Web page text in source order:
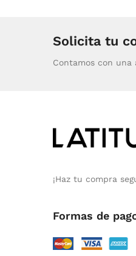
Solicita tu
Contamos con una
¡Haz tu compra
Formas de